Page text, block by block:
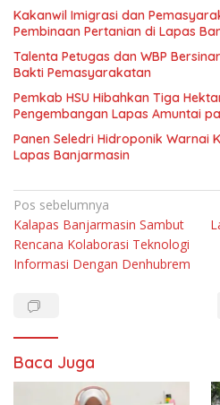
Kakanwil Imigrasi dan
Pembinaan Pertanian di Lapas
Talenta Petugas dan WBP
Bakti Pemasyarakatan
Pemkab HSU Hibahkan Tiga
Pengembangan Lapas Amuntai
Panen Seledri Hidroponik Warnai
Lapas Banjarmasin
Navigasi
pos
Pos sebelumnya
Kalapas Banjarmasin Sambut
Rencana Kolaborasi Teknologi
Informasi Dengan Denhubrem
Baca Juga